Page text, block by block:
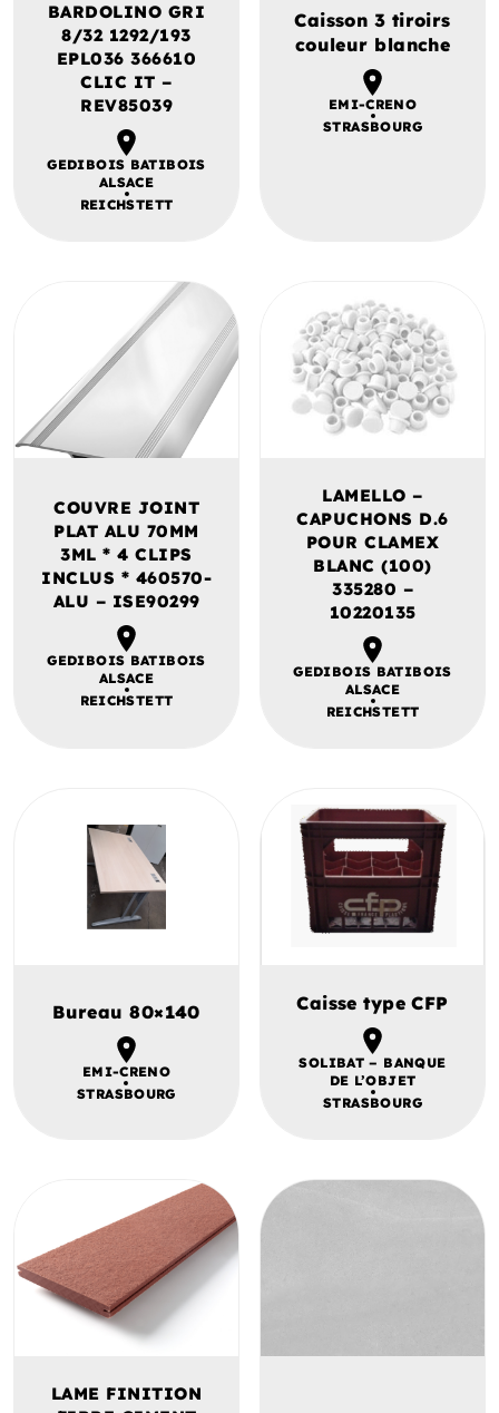
BARDOLINO GRI
8/32 1292/193
EPL036 366610
CLIC IT –
REV85039
GEDIBOIS BATIBOIS
ALSACE
REICHSTETT
Caisson 3 tiroirs
couleur blanche
EMI-CRENO
STRASBOURG
COUVRE JOINT
PLAT ALU 70MM
3ML * 4 CLIPS
INCLUS * 460570-
ALU – ISE90299
GEDIBOIS BATIBOIS
ALSACE
REICHSTETT
LAMELLO –
CAPUCHONS D.6
POUR CLAMEX
BLANC (100)
335280 –
10220135
GEDIBOIS BATIBOIS
ALSACE
REICHSTETT
Bureau 80×140
EMI-CRENO
STRASBOURG
Caisse type CFP
SOLIBAT – BANQUE
DE L’OBJET
STRASBOURG
LAME FINITION